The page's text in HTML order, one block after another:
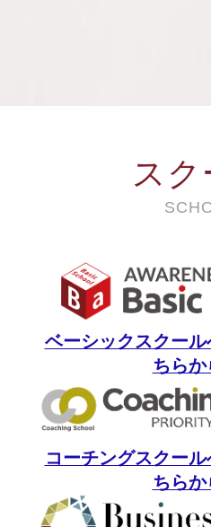
ス
ベーシックスクー
ちらか
コーチングスクー
ちらか